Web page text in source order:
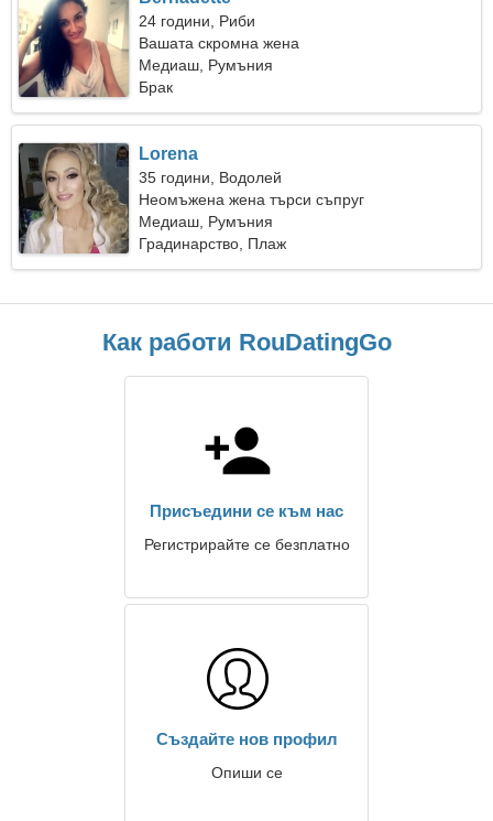
24 години, Риби
Вашата скромна жена
Медиаш, Румъния
Брак
Lorena
35 години, Водолей
Неомъжена жена търси съпруг
Медиаш, Румъния
Градинарство, Плаж
Как работи RouDatingGo
Присъедини се към нас
Регистрирайте се безплатно
Създайте нов профил
Опиши се